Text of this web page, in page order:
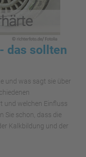
das sollten
und was sagt sie über
und welchen Einfluss
Sie schon, dass die
Kalkbildung und der